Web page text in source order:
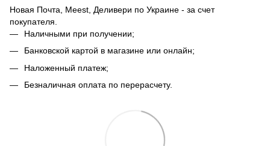
Новая Почта, Meest, Деливери по Украине - за счет
покупателя.
Наличными при получении;
Банковской картой в магазине или онлайн;
Наложенный платеж;
Безналичная оплата по перерасчету.